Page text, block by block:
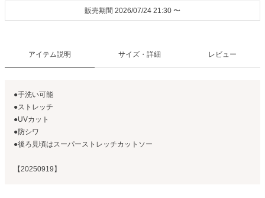
販売期間 2026/07/24 21:30 〜
アイテム説明 サイズ・詳細 レビュー
●手洗い可能
●ストレッチ
●UVカット
●防シワ
●後ろ見頃はスーパーストレッチカットソー
【20250919】